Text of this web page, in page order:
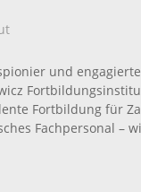
und
Fortbildung für
Fachpersonal –